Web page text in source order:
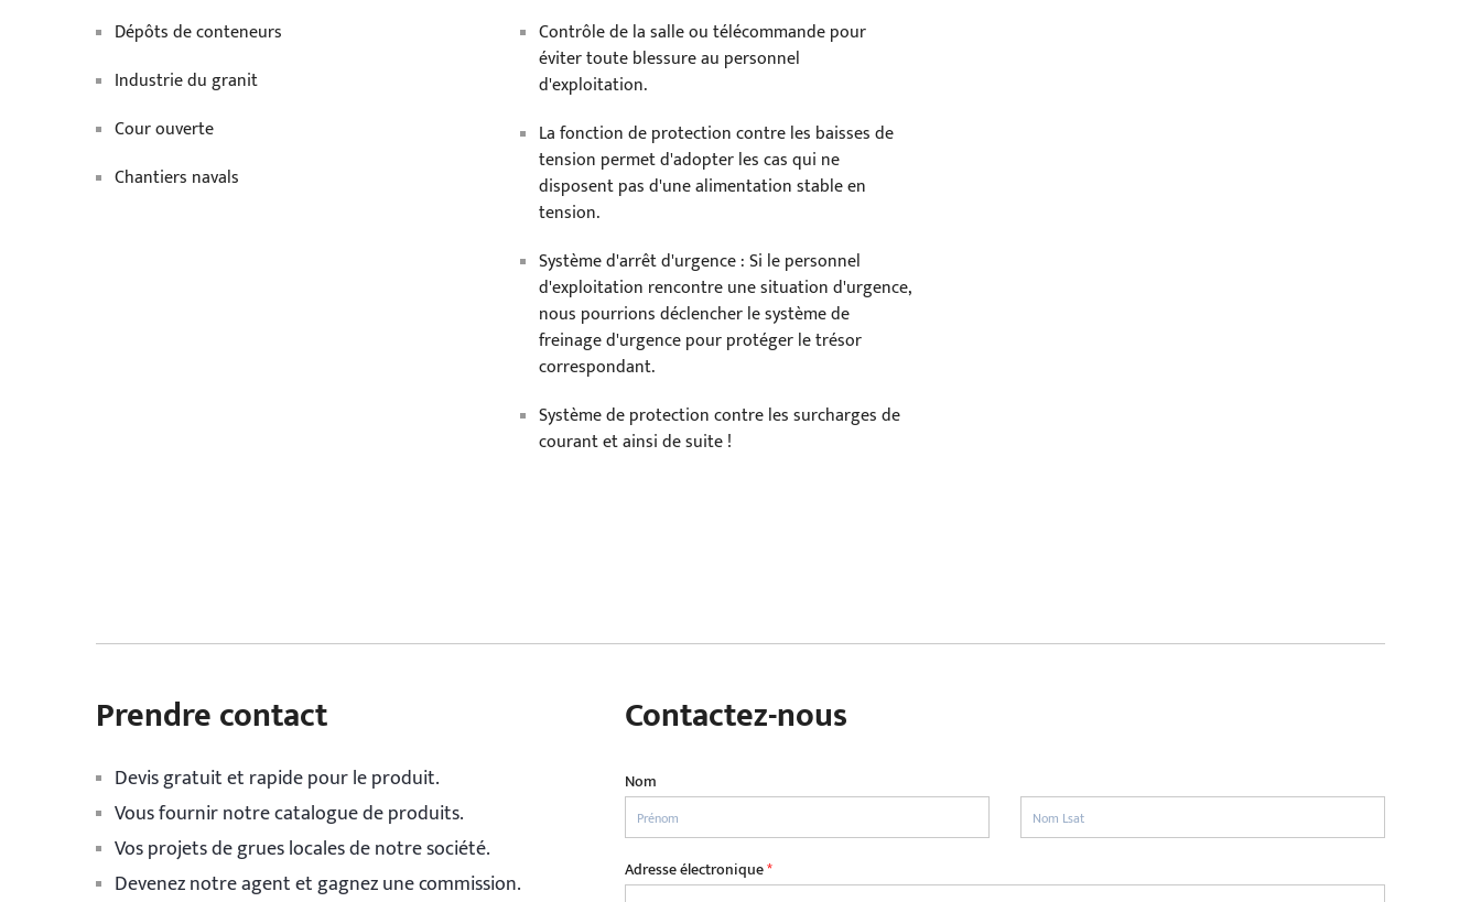
Dépôts de conteneurs
Industrie du granit
Cour ouverte
Chantiers navals
Contrôle de la salle ou télécommande pour
éviter toute blessure au personnel
d'exploitation.
La fonction de protection contre les baisses de
tension permet d'adopter les cas qui ne
disposent pas d'une alimentation stable en
tension.
Système d'arrêt d'urgence : Si le personnel
d'exploitation rencontre une situation d'urgence,
nous pourrions déclencher le système de
freinage d'urgence pour protéger le trésor
correspondant.
Système de protection contre les surcharges de
courant et ainsi de suite !
Prendre contact
Devis gratuit et rapide pour le produit.
Vous fournir notre catalogue de produits.
Vos projets de grues locales de notre société.
Devenez notre agent et gagnez une commission.
Contactez-nous
Nom
Adresse électronique*